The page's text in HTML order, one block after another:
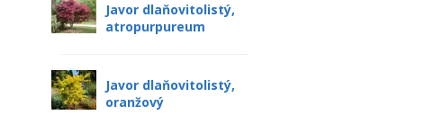
Javor dlaňovitolistý,
atropurpureum
Javor dlaňovitolistý,
oranžový